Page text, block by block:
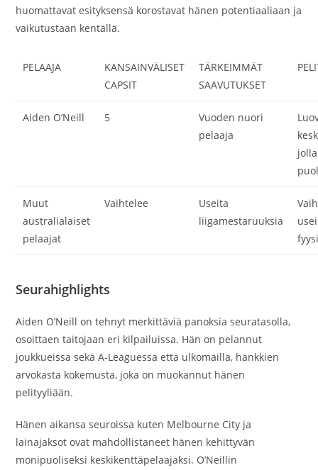
huomattavat esityksensä korostavat hänen potentiaaliaan ja
vaikutustaan kentällä.
PELAAJA
KANSAINVÄLISET
CAPSIT
TÄRKEIMMÄT
SAAVUTUKSET
Aiden O’Neill 5
Vuoden nuori
pelaaja
Muut
australialaiset
pelaajat
Vaihtelee
Useita
liigamestaruuksia
Seurahighlights
Aiden O’Neill on tehnyt merkittäviä panoksia seuratasolla,
osoittaen taitojaan eri kilpailuissa. Hän on pelannut
joukkueissa sekä A-Leaguessa että ulkomailla, hankkien
arvokasta kokemusta, joka on muokannut hänen
pelityyliään.
Hänen aikansa seuroissa kuten Melbourne City ja
lainajaksot ovat mahdollistaneet hänen kehittyvän
monipuoliseksi keskikenttäpelaajaksi. O’Neillin